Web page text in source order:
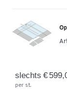
slechts €
per st.